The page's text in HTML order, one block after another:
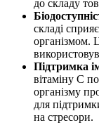
до складу
складі
організмом.
Підтримка
вітаміну C
організму
для
на стресори.